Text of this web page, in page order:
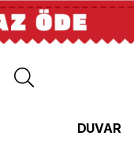
DUVAR